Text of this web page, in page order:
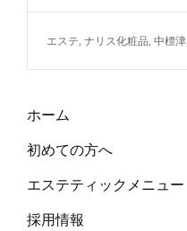
TAGS
エステ ナリス化粧品 中標津
ホーム
初めての方へ
エステティックメニュー
採用情報